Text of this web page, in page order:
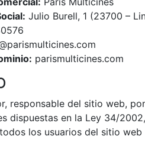
Julio Burell, 1 (23700 –
parismulticines.com
responsable del sitio web,
dispuestas en la Ley 34/
los usuarios del sitio